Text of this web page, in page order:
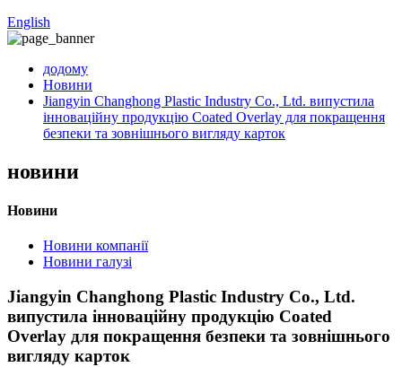
English
додому
Новини
Jiangyin Changhong Plastic Industry Co., Ltd. випустила
інноваційну продукцію Coated Overlay для покращення
безпеки та зовнішнього вигляду карток
новини
Новини
Новини компанії
Новини галузі
Jiangyin Changhong Plastic Industry Co., Ltd.
випустила інноваційну продукцію Coated
Overlay для покращення безпеки та зовнішнього
вигляду карток